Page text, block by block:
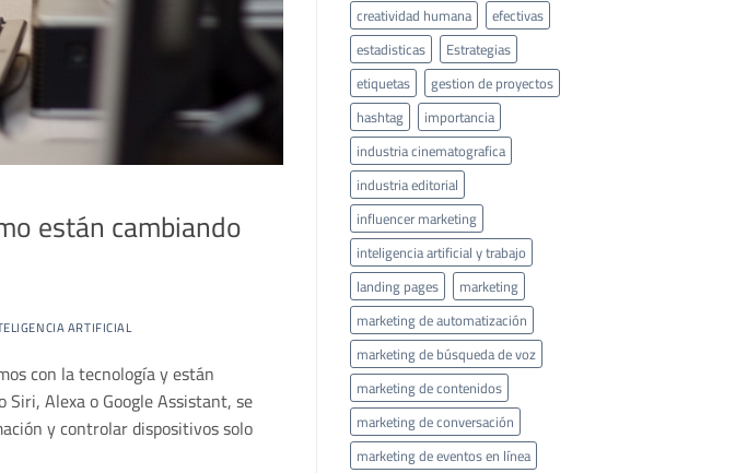
están cambiando
ARTIFICIAL
con la tecnología y están
Alexa o Google Assistant, se
y controlar dispositivos solo
creatividad humana
efectivas
estadisticas
Estrategias
etiquetas
gestion de proyectos
hashtag
importancia
industria cinematografica
industria editorial
influencer marketing
inteligencia artificial y trabajo
landing pages
marketing
marketing de automatización
marketing de búsqueda de voz
marketing de contenidos
marketing de conversación
marketing de eventos en línea